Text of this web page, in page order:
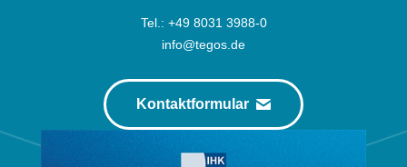
Tel.: +49 8031 3988-0
info@tegos.de
Kontaktformular